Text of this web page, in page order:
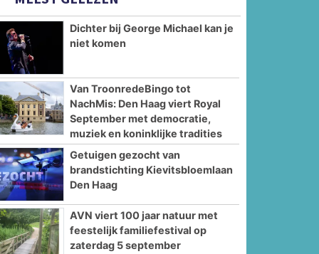
Dichter bij George Michael kan je
niet komen
Van TroonredeBingo tot
NachMis: Den Haag viert Royal
September met democratie,
muziek en koninklijke tradities
Getuigen gezocht van
brandstichting Kievitsbloemlaan
Den Haag
AVN viert 100 jaar natuur met
feestelijk familiefestival op
zaterdag 5 september